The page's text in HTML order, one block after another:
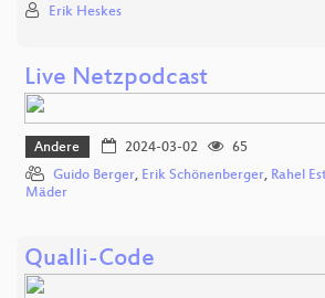
Erik Heskes
Live Netzpodcast
Andere 2024-03-02
65
Guido Berger, Erik Schönenberger, Rahel
Mäder
Qualli-Code